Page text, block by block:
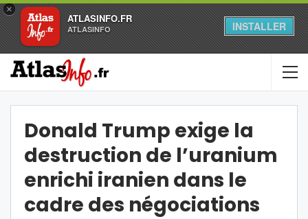
×
ATLASINFO.FR
ATLASINFO INSTALLER
Donald Trump exige la
destruction de l’uranium
enrichi iranien dans le
cadre des négociations